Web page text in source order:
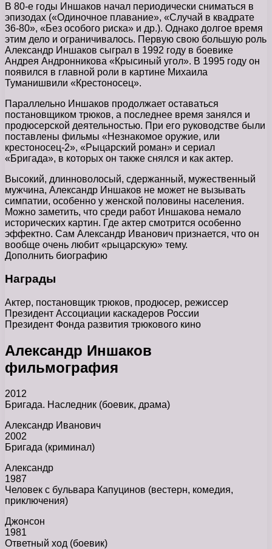
В 80-е годы Иншаков начал периодически сниматься в
эпизодах («Одиночное плавание», «Случай в квадрате
36-80», «Без особого риска» и др.). Однако долгое время
этим дело и ограничивалось. Первую свою большую роль
Александр Иншаков сыграл в 1992 году в боевике
Андрея Андронникова «Крысиный угол». В 1995 году он
появился в главной роли в картине Михаила
Туманишвили «Крестоносец».
Параллельно Иншаков продолжает оставаться
постановщиком трюков, а последнее время занялся и
продюсерской деятельностью. При его руководстве были
поставлены фильмы «Незнакомое оружие, или
крестоносец-2», «Рыцарский роман» и сериал
«Бригада», в которых он также снялся и как актер.
Высокий, длинноволосый, сдержанный, мужественный
мужчина, Александр Иншаков не может не вызывать
симпатии, особенно у женской половины населения.
Можно заметить, что среди работ Иншакова немало
исторических картин. Где актер смотрится особенно
эффектно. Сам Александр Иванович признается, что он
вообще очень любит «рыцарскую» тему.
Дополнить биографию
Награды
Актер, постановщик трюков, продюсер, режиссер
Президент Ассоциации каскадеров России
Президент Фонда развития трюкового кино
Александр Иншаков
фильмография
2012
Бригада. Наследник (боевик, драма)
Александр Иванович
2002
Бригада (криминал)
Александр
1987
Человек с бульвара Капуцинов (вестерн, комедия,
приключения)
Джонсон
1981
Ответный ход (боевик)